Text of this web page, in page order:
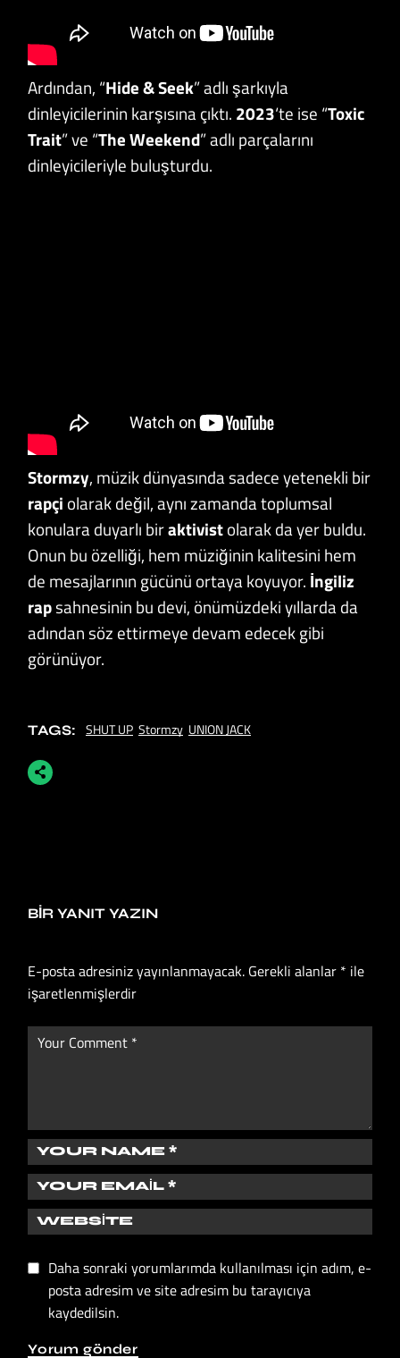
Ardından, “Hide & Seek” adlı şarkıyla
dinleyicilerinin karşısına çıktı. 2023‘te ise “Toxic
Trait” ve “The Weekend” adlı parçalarını
dinleyicileriyle buluşturdu.
Stormzy, müzik dünyasında sadece yetenekli bir
rapçi olarak değil, aynı zamanda toplumsal
konulara duyarlı biraktivistolarak da yer buldu.
Onun bu özelliği, hem müziğinin kalitesini hem
de mesajlarının gücünü ortaya koyuyor. İngiliz
rapsahnesinin bu devi, önümüzdeki yıllarda da
adından söz ettirmeye devam edecek gibi
görünüyor.
TAGS: SHUT UP Stormzy UNION JACK
BIR YANIT YAZIN
E-posta adresiniz yayınlanmayacak. Gerekli alanlar * ile
işaretlenmişlerdir
Daha sonraki yorumlarımda kullanılması için adım, e-
posta adresim ve site adresim bu tarayıcıya
kaydedilsin.
Yorum gönder